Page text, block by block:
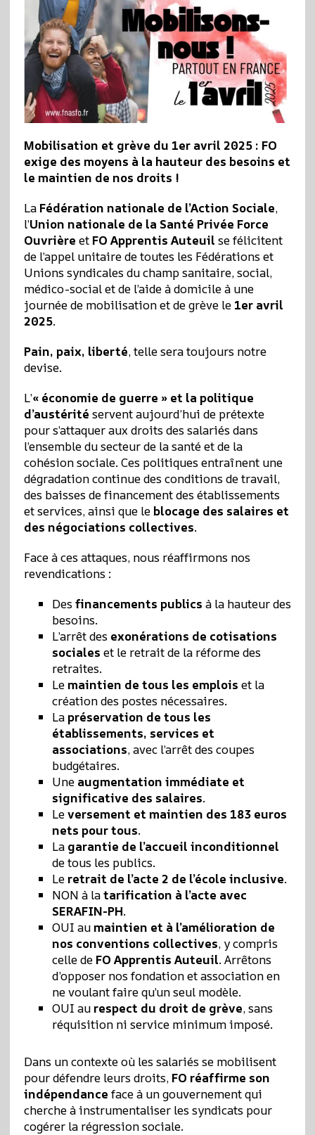
Mobilisation et grève du 1er avril 2025 : FO
exige des moyens à la hauteur des besoins et
le maintien de nos droits !
LaFédération nationale de l’Action Sociale,
l’Union nationale de la Santé Privée Force
Ouvrière etFO Apprentis Auteuil se félicitent
de l’appel unitaire de toutes les Fédérations et
Unions syndicales du champ sanitaire, social,
médico-social et de l’aide à domicile à une
journée de mobilisation et de grève le 1er avril
2025.
Pain, paix, liberté, telle sera toujours notre
devise.
L’« économie de guerre » et la politique
d’austérité servent aujourd’hui de prétexte
pour s’attaquer aux droits des salariés dans
l’ensemble du secteur de la santé et de la
cohésion sociale. Ces politiques entraînent une
dégradation continue des conditions de travail,
des baisses de financement des établissements
et services, ainsi que leblocage des salaires et
des négociations collectives.
Face à ces attaques, nous réaffirmons nos
revendications :
Desfinancements publics à la hauteur des
besoins.
L’arrêt des exonérations de cotisations
sociales et le retrait de la réforme des
retraites.
Lemaintien de tous les emplois et la
création des postes nécessaires.
Lapréservation de tous les
établissements, services et
associations, avec l’arrêt des coupes
budgétaires.
Une augmentation immédiate et
significative des salaires.
Leversement et maintien des 183 euros
nets pour tous.
La garantie de l’accueil inconditionnel
de tous les publics.
Leretrait de l’acte 2 de l’école inclusive.
NON à latarification à l’acte avec
SERAFIN-PH.
OUI aumaintien et à l’amélioration de
nos conventions collectives, y compris
celle deFO Apprentis Auteuil. Arrêtons
d’opposer nos fondation et association en
ne voulant faire qu’un seul modèle.
OUI aurespect du droit de grève, sans
réquisition ni service minimum imposé.
Dans un contexte où les salariés se mobilisent
pour défendre leurs droits, FO réaffirme son
indépendance face à un gouvernement qui
cherche à instrumentaliser les syndicats pour
cogérer la régression sociale.